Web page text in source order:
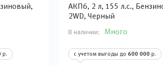
р.
АКП6, 2 л, 155 л.с.,
2WD, Черный
В наличии: Много
с учетом выгоды до 600 000 р.